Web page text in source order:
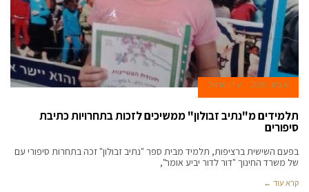
6 ביוני 2016 עידן הראל
תלמידים מ"נתיב זבולון" ממשיכים לזכות בתחרויות כתיבת
סיפורים
בפעם השישית ברציפות, תלמיד מבית ספר "נתיב זבולון" זכה בתחרות סיפורי עם
של משרד החינוך "דור לדור יביע אומר",
קרא עוד ←